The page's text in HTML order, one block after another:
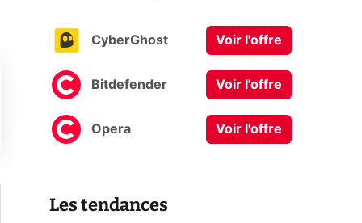
CyberGhost Voir l'offre
Bitdefender Voir l'offre
Opera Voir l'offre
Les tendances